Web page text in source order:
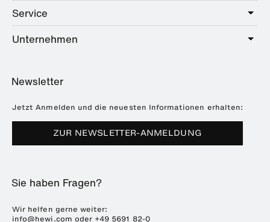
Public
Hotel
Sanitär
Beschläge
Händlersuche
Service
Serviceangebot
Seminare
Broschüren & Kataloge
Downloads
Häufig gestellte Fragen
Unternehmen
Referenzen
Presse
Messetermine
Nachhaltigkeit
Kunststofftechnik
ENTRO
Newsletter
Jetzt Anmelden und die neuesten Informationen erhalten:
ZUR NEWSLETTER-ANMELDUNG
Sie haben Fragen?
Wir helfen gerne weiter:
info@hewi.com oder +49 5691 82-0